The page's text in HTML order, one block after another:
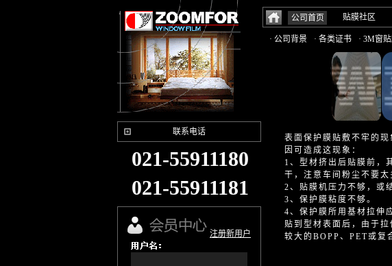
公司首页 贴膜社区
· 公司背景 · 各类证书 · 3M窗
联系电话
021-55911180
021-55911181
注册新用户
表面保护膜贴敷不牢的
因可造成这现象：
1、型材挤出后贴膜前，
干，注意车间粉尘不要太
2、贴膜机压力不够，或
3、保护膜粘度不够。
4、保护膜所用基材拉伸
贴到型材表面后，由于
较大的BOPP、PET或复